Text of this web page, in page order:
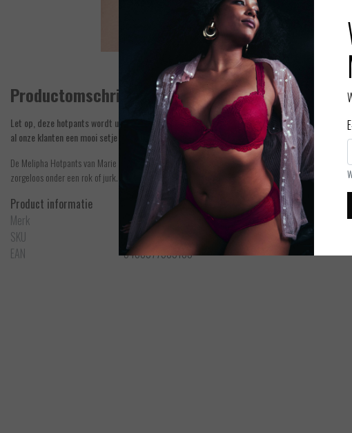
Productomschrijving
Let op, deze hotpants wordt uitsluitend verkocht en geretourneerd aangenomen in combinatie
al onze klanten een mooi setje aanbieden.
De Melipha Hotpants van Marie Jo is uitgevoerd in de kleur Blue Print. Deze hotpants zijn breder
zorgeloos onder een rok of jurk. Blue Print is een fel-blauwe kleur.
Product informatie
Merk
Marie Jo
SKU
0502752BPT
EAN
5400977569183